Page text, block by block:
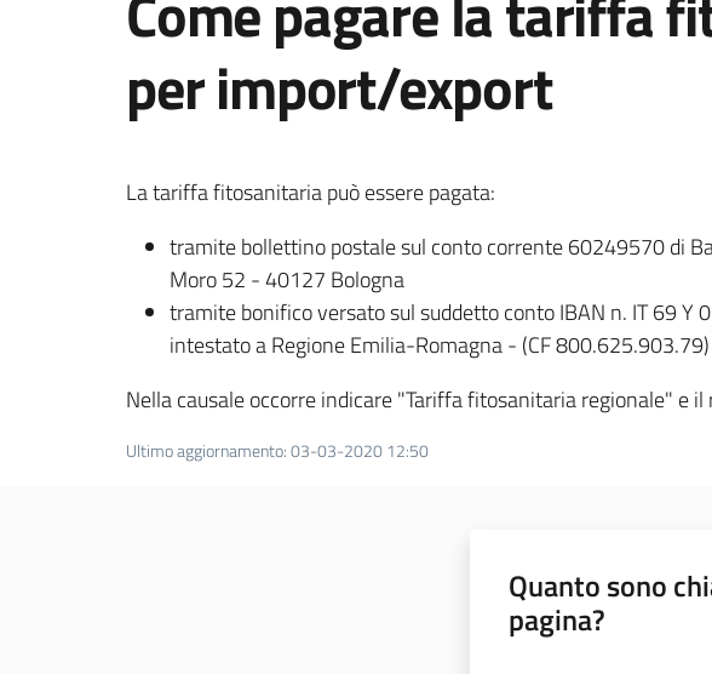
per import/export
La tariffa fitosanitaria può essere pagata:
tramite bollettino postale sul conto corrente 60249570 di
Moro 52 - 40127 Bologna
tramite bonifico versato sul suddetto conto IBAN n. IT 69 Y
intestato a Regione Emilia-Romagna - (CF
Nella causale occorre indicare "Tariffa fitosanitaria regionale" e
Ultimo aggiornamento:03-03-2020 12:50
Quanto sono
pagina?